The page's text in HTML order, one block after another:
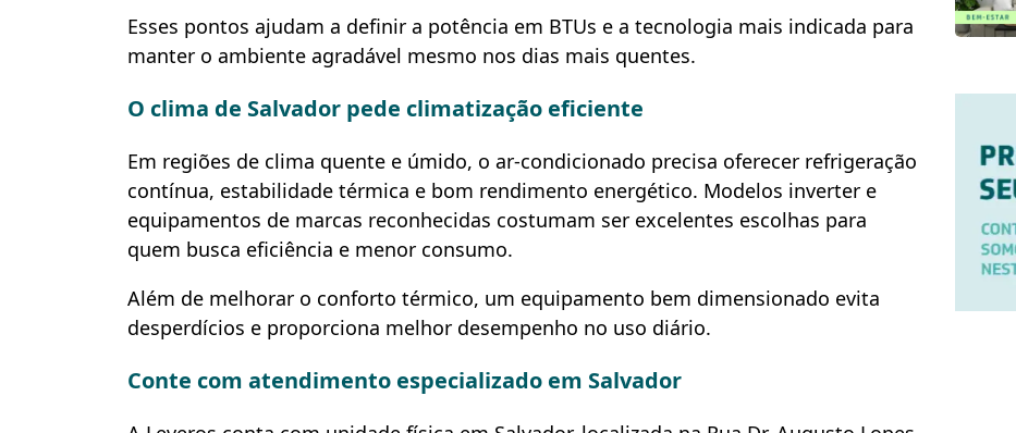
Esses pontos ajudam a definir a potência em BTUs e a tecnologia mais indicada para
manter o ambiente agradável mesmo nos dias mais quentes.
O clima de Salvador pede climatização eficiente
Em regiões de clima quente e úmido, o ar-condicionado precisa oferecer refrigeração
contínua, estabilidade térmica e bom rendimento energético. Modelos inverter e
equipamentos de marcas reconhecidas costumam ser excelentes escolhas para
quem busca eficiência e menor consumo.
Além de melhorar o conforto térmico, um equipamento bem dimensionado evita
desperdícios e proporciona melhor desempenho no uso diário.
Conte com atendimento especializado em Salvador